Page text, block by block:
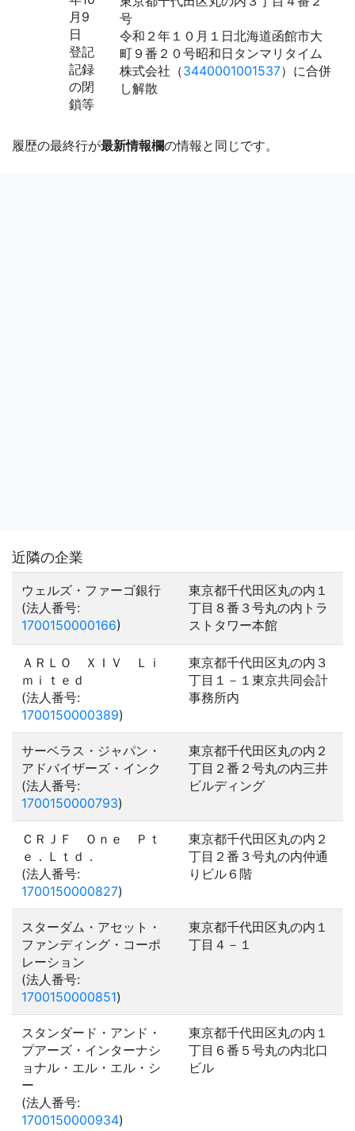
月9
日
登記
記録
の閉
鎖等
号
令和２年１０月１日北海道函館市大
町９番２０号昭和日タンマリタイム
株式会社（3440001001537）に合併
し解散
履歴の最終行が最新情報欄の情報と同じです。
近隣の企業
ウェルズ・ファーゴ銀行
(法人番号:
1700150000166)
東京都千代田区丸の内１
丁目８番３号丸の内トラ
ストタワー本館
ＡＲＬＯ ＸＩＶ Ｌｉ
ｍｉｔｅｄ
(法人番号:
1700150000389)
東京都千代田区丸の内３
丁目１－１東京共同会計
事務所内
サーベラス・ジャパン・
アドバイザーズ・インク
(法人番号:
1700150000793)
東京都千代田区丸の内２
丁目２番２号丸の内三井
ビルディング
ＣＲＪＦ Ｏｎｅ Ｐｔ
ｅ．Ｌｔｄ．
(法人番号:
1700150000827)
東京都千代田区丸の内２
丁目２番３号丸の内仲通
りビル６階
スターダム・アセット・
ファンディング・コーポ
レーション
(法人番号:
1700150000851)
東京都千代田区丸の内１
丁目４－１
スタンダード・アンド・
プアーズ・インターナシ
ョナル・エル・エル・シ
ー
(法人番号:
1700150000934)
東京都千代田区丸の内１
丁目６番５号丸の内北口
ビル